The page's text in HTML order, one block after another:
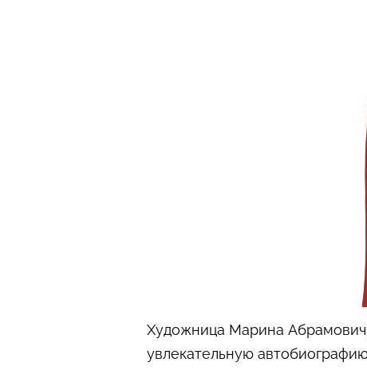
Художница Марина
увлекательную